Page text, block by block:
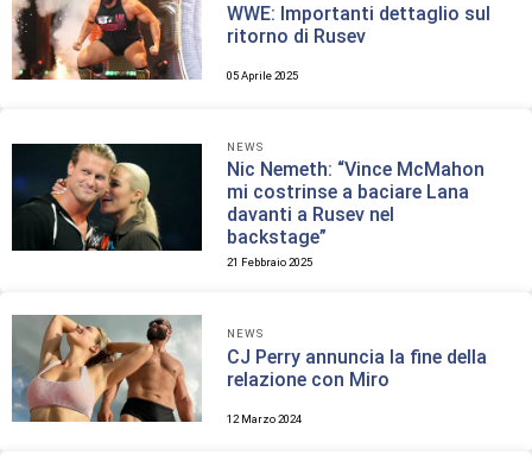
WWE: Importanti dettaglio sul
ritorno di Rusev
05 Aprile 2025
NEWS
Nic Nemeth: “Vince McMahon
mi costrinse a baciare Lana
davanti a Rusev nel
backstage”
21 Febbraio 2025
NEWS
CJ Perry annuncia la fine della
relazione con Miro
12 Marzo 2024